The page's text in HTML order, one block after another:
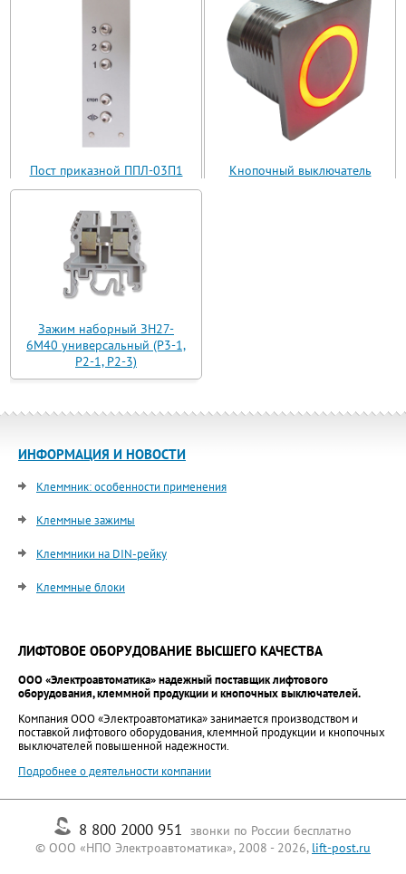
Пост приказной ППЛ-03П1
(ППЛ11-03)
Кнопочный выключатель
Зажим наборный ЗН27-
6М40 универсальный (Р3-1,
Р2-1, Р2-3)
ИНФОРМАЦИЯ И НОВОСТИ
Клеммник: особенности применения
Клеммные зажимы
Клеммники на DIN-рейку
Клеммные блоки
ЛИФТОВОЕ ОБОРУДОВАНИЕ ВЫСШЕГО КАЧЕСТВА
ООО «Электроавтоматика» надежный поставщик лифтового
оборудования, клеммной продукции и кнопочных выключателей.
Компания ООО «Электроавтоматика» занимается производством и
поставкой лифтового оборудования, клеммной продукции и кнопочных
выключателей повышенной надежности.
Подробнее о деятельности компании
8 800 2000 951 звонки по России бесплатно
© ООО «НПО Электроавтоматика», 2008 - 2026, lift-post.ru